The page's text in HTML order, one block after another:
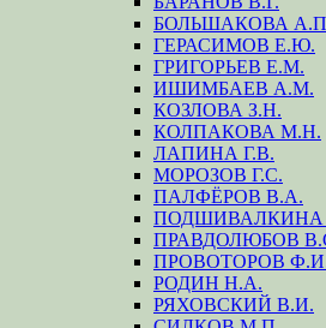
БОЛЬШАКОВА
ГЕРАСИМОВ Е.Ю.
ГРИГОРЬЕВ Е.М.
ИШИМБАЕВ А.М.
КОЗЛОВА З.Н.
КОЛПАКОВА М.Н.
ЛАПИНА Г.В.
МОРОЗОВ Г.С.
ПАЛФЁРОВ В.А.
ПОДШИВАЛКИНА
ПРАВДОЛЮБОВ
ПРОВОТОРОВ
РОДИН Н.А.
РЯХОВСКИЙ В.И.